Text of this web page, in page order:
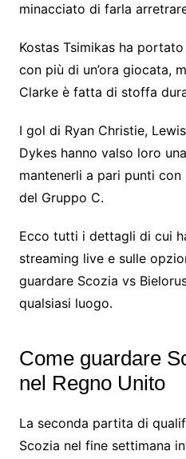
minacciato di farla
Kostas Tsimikas ha
con più di un’ora giocata,
Clarke è fatta di stoffa
I gol di Ryan Christie,
Dykes hanno valso loro
mantenerli a pari punti
del Gruppo C.
Ecco tutti i dettagli di cui
streaming live e sulle
guardare Scozia vs
qualsiasi luogo.
Come guardare
nel Regno Unito
La seconda partita di
Scozia nel fine settimana